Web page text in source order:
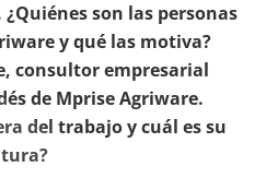
son las personas
y qué las motiva?
consultor empresarial
de Mprise Agriware.
del trabajo y cuál es su